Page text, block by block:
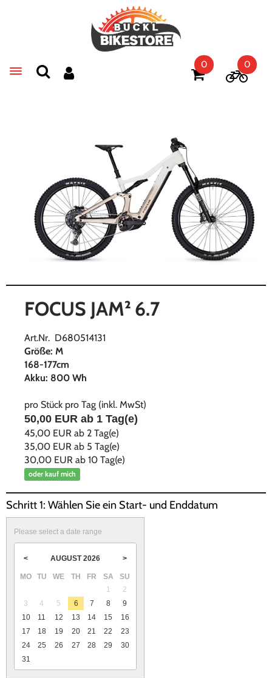
Toggle navigation
0 0
FOCUS JAM² 6.7
Art.Nr. D680514131
Größe: M
168-177cm
Akku: 800 Wh
pro Stück pro Tag (inkl. MwSt)
50,00 EUR ab 1 Tag(e)
45,00 EUR ab 2 Tag(e)
35,00 EUR ab 5 Tag(e)
30,00 EUR ab 10 Tag(e)
oder kauf mich
Schritt 1: Wählen Sie ein Start- und Enddatum
Please select a date range
< AUGUST 2026 >
MO TU WE TH FR SA
SU
1
2
3
4 5 6 7 8
9
10
11 12 13 14 15
16
17
18 19 20 21 22
23
24
25 26 27 28 29
30
31